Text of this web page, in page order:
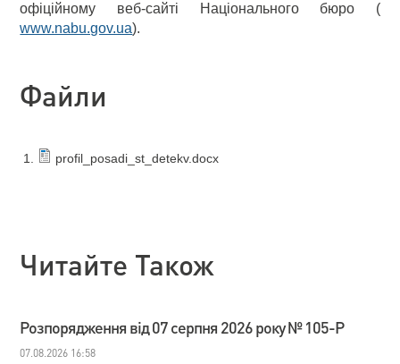
офіційному веб-сайті Національного бюро (
www.nabu.gov.ua).
Файли
profil_posadi_st_detekv.docx
Читайте Також
Розпорядження від 07 серпня 2026 року № 105-Р
07.08.2026 16:58